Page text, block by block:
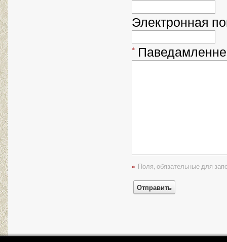
Электронная
* Паведамленне
* Поля, обязательные для